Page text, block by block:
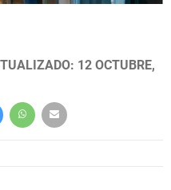
12 OCTUBRE,